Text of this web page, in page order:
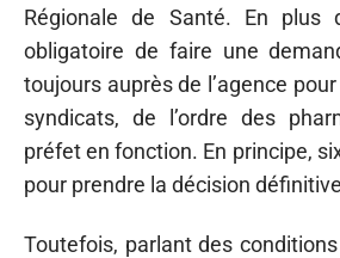
Régionale de Santé. En
obligatoire de faire une
toujours auprès de l’agence
syndicats, de l’ordre des
préfet en fonction. En principe,
pour prendre la décision définitive
Toutefois, parlant des conditions